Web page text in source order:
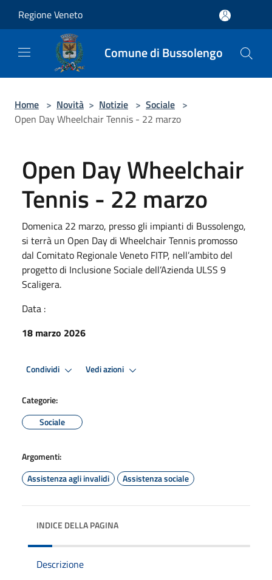
Regione Veneto
Comune di Bussolengo
Home > Novità > Notizie > Sociale >
Open Day Wheelchair Tennis - 22 marzo
Open Day Wheelchair
Tennis - 22 marzo
Domenica 22 marzo, presso gli impianti di Bussolengo,
si terrà un Open Day di Wheelchair Tennis promosso
dal Comitato Regionale Veneto FITP, nell’ambito del
progetto di Inclusione Sociale dell’Azienda ULSS 9
Scaligera.
Data :
18 marzo 2026
Condividi Vedi azioni
Categorie:
Sociale
Argomenti:
Assistenza agli invalidi
Assistenza sociale
INDICE DELLA PAGINA
Descrizione